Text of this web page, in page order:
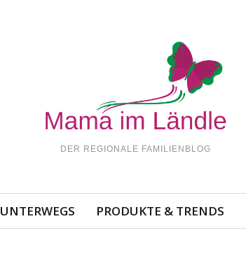
DER REGIONALE FAMILIENBLOG
UNTERWEGS PRODUKTE & TRENDS